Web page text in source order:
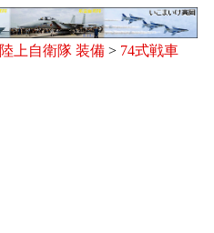
陸上自衛隊 装備 > 74式戦車